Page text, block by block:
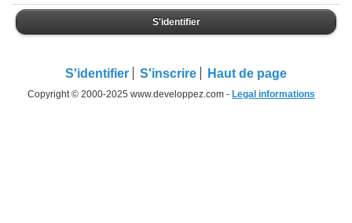
S'identifier
S'identifier S'inscrire Haut de page
Copyright © 2000-2025 www.developpez.com - Legal informations